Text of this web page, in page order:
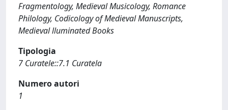
Fragmentology, Medieval Musicology, Romance
Philology, Codicology of Medieval Manuscripts,
Medieval lluminated Books
Tipologia
7 Curatele::7.1 Curatela
Numero autori
1